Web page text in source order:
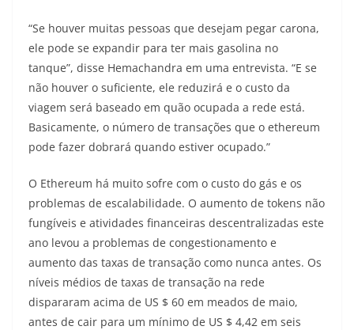
“Se houver muitas pessoas que desejam pegar carona,
ele pode se expandir para ter mais gasolina no
tanque”, disse Hemachandra em uma entrevista. “E se
não houver o suficiente, ele reduzirá e o custo da
viagem será baseado em quão ocupada a rede está.
Basicamente, o número de transações que o ethereum
pode fazer dobrará quando estiver ocupado.”
O Ethereum há muito sofre com o custo do gás e os
problemas de escalabilidade. O aumento de tokens não
fungíveis e atividades financeiras descentralizadas este
ano levou a problemas de congestionamento e
aumento das taxas de transação como nunca antes. Os
níveis médios de taxas de transação na rede
dispararam acima de US $ 60 em meados de maio,
antes de cair para um mínimo de US $ 4,42 em seis